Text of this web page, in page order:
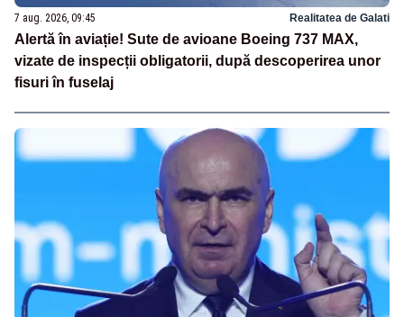
7 aug. 2026, 09:45 Realitatea de Galati
Alertă în aviație! Sute de avioane Boeing 737 MAX,
vizate de inspecții obligatorii, după descoperirea unor
fisuri în fuselaj